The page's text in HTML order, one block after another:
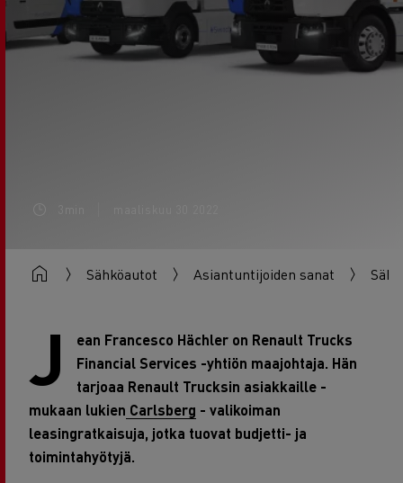
Sähköautot Asiantuntijoiden sanat
J
ean Francesco Hächler on Renault Trucks
Financial Services -yhtiön maajohtaja. Hän
tarjoaa Renault Trucksin asiakkaille -
mukaan lukien Carlsberg - valikoiman
leasingratkaisuja, jotka tuovat budjetti- ja
toimintahyötyjä.